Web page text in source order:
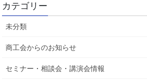
カテゴリー
未分類
商工会からのお知らせ
セミナー・相談会・講演会情報